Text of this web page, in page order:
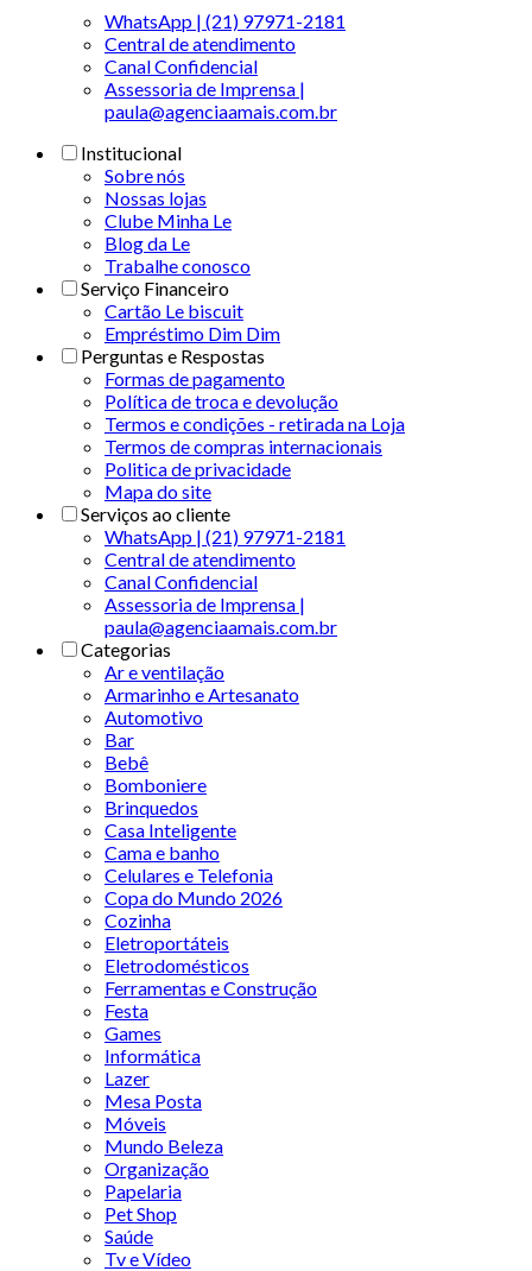
WhatsApp | (21) 97971-2181
Central de atendimento
Canal Confidencial
Assessoria de Imprensa |
paula@agenciaamais.com.br
Institucional
Sobre nós
Nossas lojas
Clube Minha Le
Blog da Le
Trabalhe conosco
Serviço Financeiro
Cartão Le biscuit
Empréstimo Dim Dim
Perguntas e Respostas
Formas de pagamento
Política de troca e devolução
Termos e condições - retirada na Loja
Termos de compras internacionais
Politica de privacidade
Mapa do site
Serviços ao cliente
WhatsApp | (21) 97971-2181
Central de atendimento
Canal Confidencial
Assessoria de Imprensa |
paula@agenciaamais.com.br
Categorias
Ar e ventilação
Armarinho e Artesanato
Automotivo
Bar
Bebê
Bomboniere
Brinquedos
Casa Inteligente
Cama e banho
Celulares e Telefonia
Copa do Mundo 2026
Cozinha
Eletroportáteis
Eletrodomésticos
Ferramentas e Construção
Festa
Games
Informática
Lazer
Mesa Posta
Móveis
Mundo Beleza
Organização
Papelaria
Pet Shop
Saúde
Tv e Vídeo